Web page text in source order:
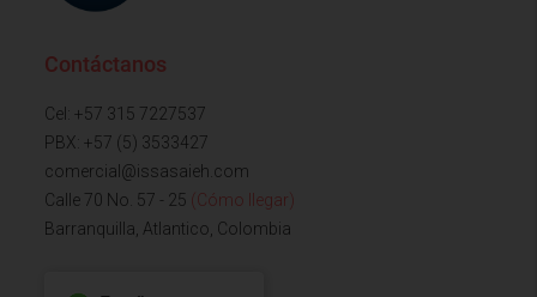
Contáctanos
Cel: +57 315 7227537
PBX: +57 (5) 3533427
comercial@issasaieh.com
Calle 70 No. 57 - 25 (Cómo llegar)
Barranquilla, Atlantico, Colombia